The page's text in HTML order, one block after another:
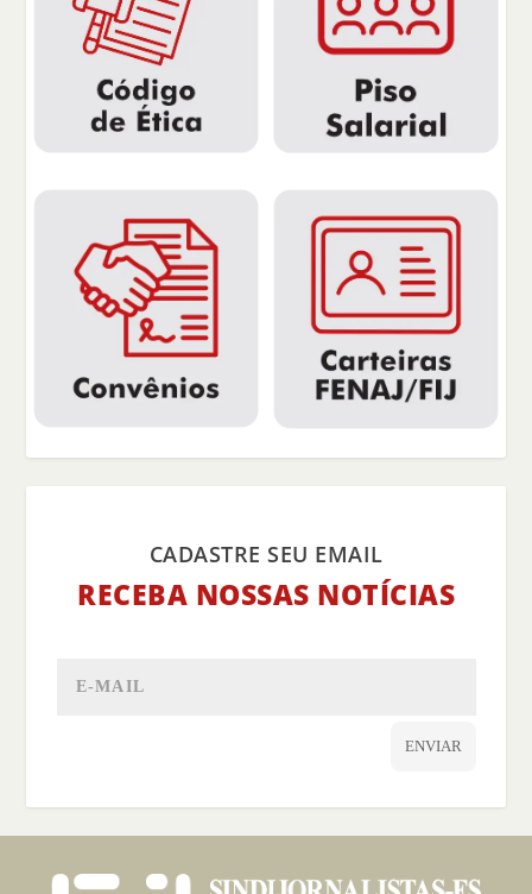
CADASTRE SEU EMAIL
RECEBA NOSSAS NOTÍCIAS
ENVIAR